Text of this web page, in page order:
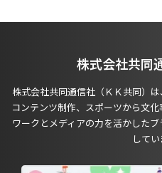
株式会社共同
株式会社共同通信社（ＫＫ共同）
コンテンツ制作、スポーツから文
ワークとメディアの力を活かした
してい